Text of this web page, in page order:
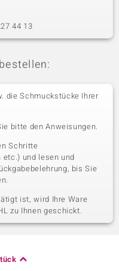
44 13
die Schmuckstücke Ihrer
bitte den Anweisungen.
Schritte
und lesen und
bis Sie
ist, wird Ihre Ware
zu Ihnen geschickt.